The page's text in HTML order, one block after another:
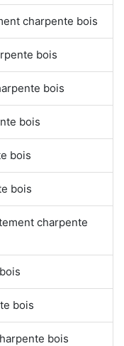
charpente bois
bois
bois
bois
bois
bois
charpente
bois
bois